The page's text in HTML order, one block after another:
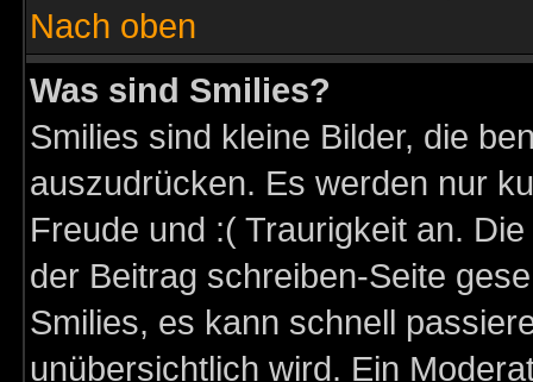
Nach oben
Was sind Smilies?
Smilies sind kleine Bilder, die
auszudrücken. Es werden nur
Freude und :( Traurigkeit an.
der Beitrag schreiben-Seite
Smilies, es kann schnell
unübersichtlich wird. Ein